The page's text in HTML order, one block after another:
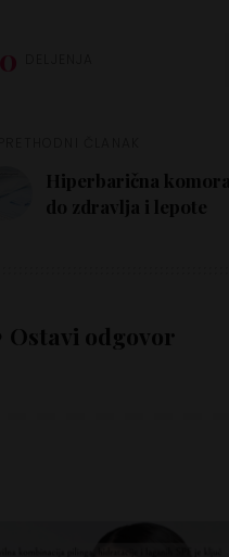
0
Hiperbarična
do zdravlja i lepote
Ostavi odgovor